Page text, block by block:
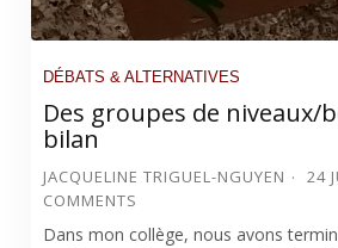
DÉBATS & ALTERNATIVES
Des groupes de niveaux/
bilan
JACQUELINE TRIGUEL-NGUYEN 24
COMMENTS
Dans mon collège, nous avons